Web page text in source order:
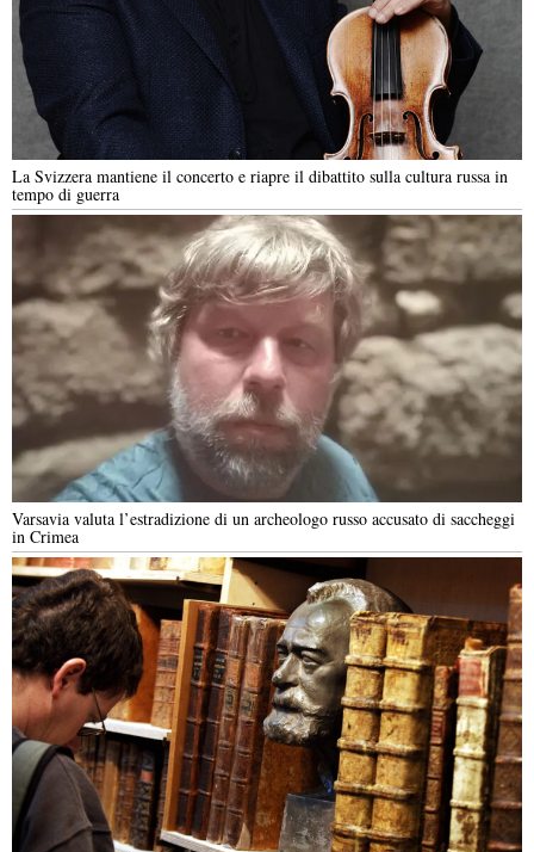
La Svizzera mantiene il concerto e riapre il dibattito sulla cultura russa in
tempo di guerra
Varsavia valuta l’estradizione di un archeologo russo accusato di saccheggi
in Crimea